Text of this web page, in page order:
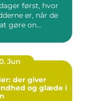
først, hvor
er, når de
gøre on...
Jun
der giver
og glæde i